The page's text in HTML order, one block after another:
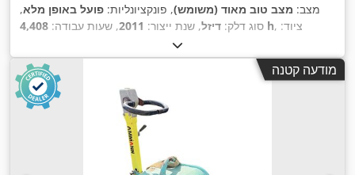
מצב: מצב טוב מאוד (משומש), פונקציונליות: פועל באופן מלא,
סוג דלק: דיזל, שנת ייצור: 2011, שעות עבודה: 4,408 h , ציוד:
הידראוליקה של גריפר, הנעה בכל הגלגלים, מחשב רכב, פנסים
נוספים, רמת רעש נמוכה,
מודעה קטנה